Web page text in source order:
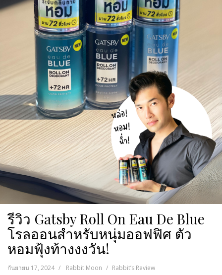
รีวิว Gatsby Roll On Eau De Blue
โรลออนสำหรับหนุ่มออฟฟิศ ตัว
หอมฟุ้งท้างงงวัน!
กันยายน 17, 2024 Rabbit Moon Rabbit’s Review